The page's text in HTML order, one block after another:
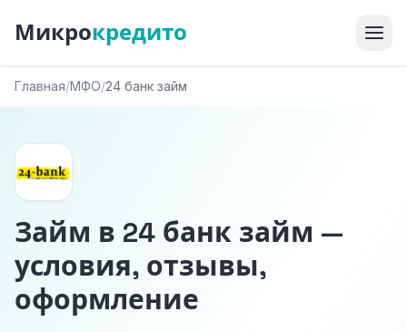
Микрокредито
Главная/МФО/24 банк займ
Займ в 24 банк займ —
условия, отзывы,
оформление